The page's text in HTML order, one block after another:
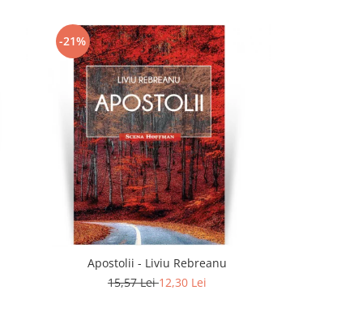
-21%
Apostolii - Liviu Rebreanu
15,57 Lei12,30 Lei